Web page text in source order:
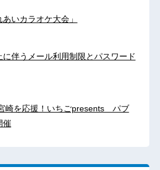
いカラオケ大会」
に伴うメール利用制限とパスワード
崎を応援！いちごpresents パブ
催